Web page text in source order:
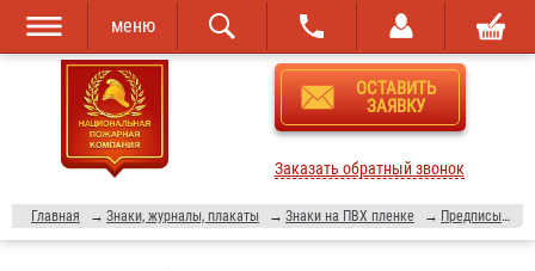
Перейти к
основному
содержанию
Skip to
navigation
меню
ОСТАВИТЬ
ЗАЯВКУ
Заказать обратный звонок
Главная → Знаки, журналы, плакаты → Знаки на ПВХ пленке → Предписывающие знаки